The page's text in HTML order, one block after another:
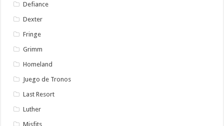
Defiance
Dexter
Fringe
Grimm
Homeland
Juego de Tronos
Last Resort
Luther
Misfits